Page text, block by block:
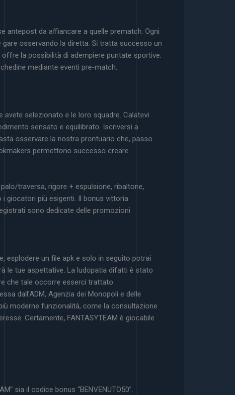
da affiancare a quelle prematch. Ogni
osservando la diretta. Si tratta successo un
la possibilità di adempiere puntate sportive.
mediante eventi pre-match.
selezionato e le loro squadre. Calatevi
sensato e equilibrato. Iscriversi a
osservare la nostra prontuario che, passo
permettono successo creare
traversa, rigore + espulsione, ribaltone,
giocatori più esigenti. Il bonus vittoria
sono dedicate delle promozioni
esplodere un file apk e solo in seguito potrai
le tue aspettative. La ludopatia difatti è stato
che tale occorre esserci trattato.
dall’ADM, Agenzia dei Monopoli e delle
moderne funzionalità, come la consultazione
Certamente, FANTASYTEAM è giocabile
sia il codice bonus “BENVENUTO50”.